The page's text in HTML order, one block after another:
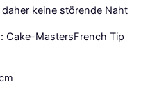
keine störende Naht
Cake-MastersFrench Tip